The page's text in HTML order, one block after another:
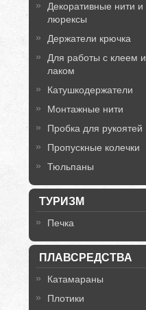
Декоративные нити и
люрексы
Держатели крючка
Для работы с клеем и
лаком
Катушкодержатели
Монтажные нити
Пробка для рукоятей
Пропускные колечки
Тюльпаны
ТУРИЗМ
Печка
ПЛАВСРЕДСТВА
Катамараны
Плотики